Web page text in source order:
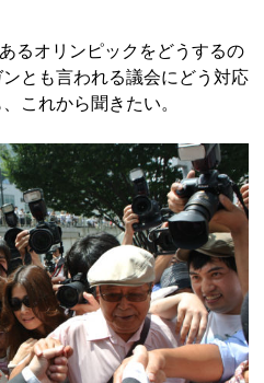
るオリンピックをどうするの
とも言われる議会にどう対応
これから聞きたい。